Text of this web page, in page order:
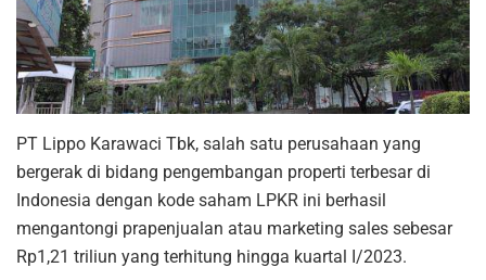
PT Lippo Karawaci Tbk, salah satu perusahaan yang
bergerak di bidang pengembangan properti terbesar di
Indonesia dengan kode saham LPKR ini berhasil
mengantongi prapenjualan atau marketing sales sebesar
Rp1,21 triliun yang terhitung hingga kuartal I/2023.